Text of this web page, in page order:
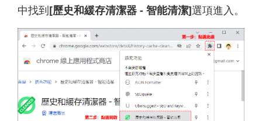
中找到[歷史和緩存清潔器 - 智能清潔]選項進入。